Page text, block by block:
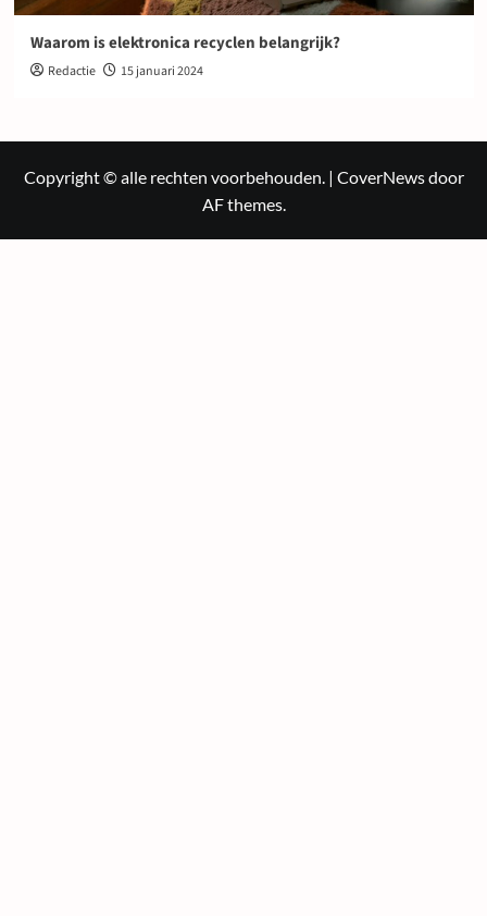
Waarom is elektronica recyclen belangrijk?
Redactie 15 januari 2024
Copyright © alle rechten voorbehouden. | CoverNewsdoor
AF themes.